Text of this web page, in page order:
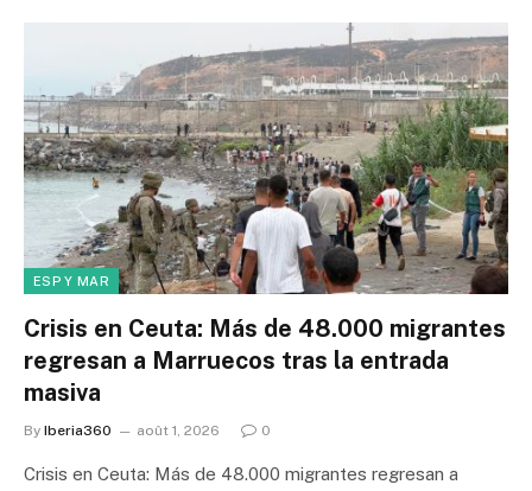
ESP Y MAR
Crisis en Ceuta: Más de 48.000 migrantes
regresan a Marruecos tras la entrada
masiva
By Iberia360 août 1, 2026 0
Crisis en Ceuta: Más de 48.000 migrantes regresan a